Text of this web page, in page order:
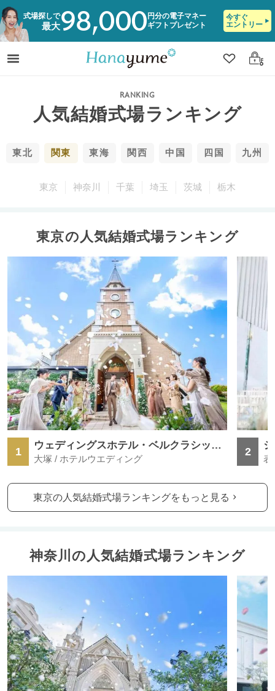
式場探しで
最大98,000 円分の電子マネー
ギフトプレゼント
今すぐ
エントリー
クリップ
ログ
RANKING
人気結婚式場ランキング
東北 関東 東海 関西 中国 四国 九州
東京 神奈川 千葉 埼玉 茨城 栃木
東京の人気結婚式場ランキング
1 ウェディングスホテル・ベルクラシック東京
大塚 / ホテルウエディング
2
表
東京の人気結婚式場ランキングをもっと見る
神奈川の人気結婚式場ランキング